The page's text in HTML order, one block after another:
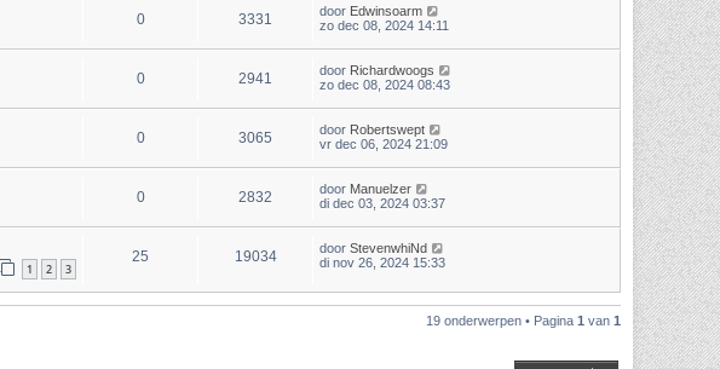
0 3331 door Edwinsoarm
zo dec 08, 2024 14:11
0 2941 door Richardwoogs
zo dec 08, 2024 08:43
0 3065 door Robertswept
vr dec 06, 2024 21:09
0 2832 door Manuelzer
di dec 03, 2024 03:37
1 2 3
25 19034 door StevenwhiNd
di nov 26, 2024 15:33
19 onderwerpen • Pagina 1 van 1